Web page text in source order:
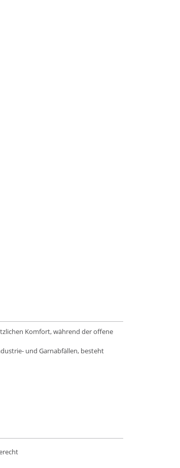
Komfort, während der offene
und Garnabfällen, besteht